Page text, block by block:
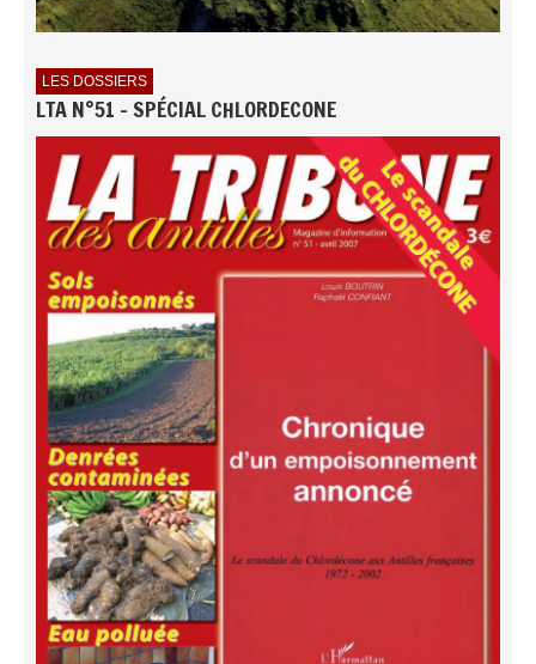
LES DOSSIERS
LTA N°51 - SPÉCIAL CHLORDECONE